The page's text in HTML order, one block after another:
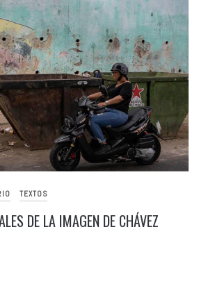
TEXTOS
DE LA IMAGEN DE CHÁVEZ